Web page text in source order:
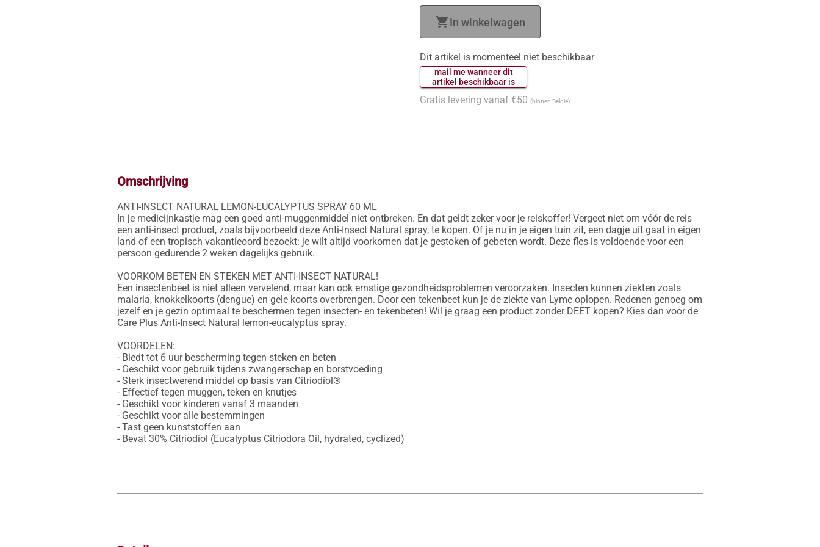
shopping_cartIn winkelwagen
Dit artikel is momenteel niet beschikbaar
mail me wanneer dit
Gratis levering vanaf €50 (binnen België)
Omschrijving
ANTI-INSECT NATURAL LEMON-EUCALYPTUS SPRAY 60 ML
In je medicijnkastje mag een goed anti-muggenmiddel niet ontbreken. En dat geldt zeker voor je reiskoffer! Vergeet niet om vóór de reis
een anti-insect product, zoals bijvoorbeeld deze Anti-Insect Natural spray, te kopen. Of je nu in je eigen tuin zit, een dagje uit gaat in eigen
land of een tropisch vakantieoord bezoekt: je wilt altijd voorkomen dat je gestoken of gebeten wordt. Deze fles is voldoende voor een
persoon gedurende 2 weken dagelijks gebruik.
VOORKOM BETEN EN STEKEN MET ANTI-INSECT NATURAL!
Een insectenbeet is niet alleen vervelend, maar kan ook ernstige gezondheidsproblemen veroorzaken. Insecten kunnen ziekten zoals
malaria, knokkelkoorts (dengue) en gele koorts overbrengen. Door een tekenbeet kun je de ziekte van Lyme oplopen. Redenen genoeg om
jezelf en je gezin optimaal te beschermen tegen insecten- en tekenbeten! Wil je graag een product zonder DEET kopen? Kies dan voor de
Care Plus Anti-Insect Natural lemon-eucalyptus spray.
VOORDELEN:
- Biedt tot 6 uur bescherming tegen steken en beten
- Geschikt voor gebruik tijdens zwangerschap en borstvoeding
- Sterk insectwerend middel op basis van Citriodiol®
- Effectief tegen muggen, teken en knutjes
- Geschikt voor kinderen vanaf 3 maanden
- Geschikt voor alle bestemmingen
- Tast geen kunststoffen aan
- Bevat 30% Citriodiol (Eucalyptus Citriodora Oil, hydrated, cyclized)